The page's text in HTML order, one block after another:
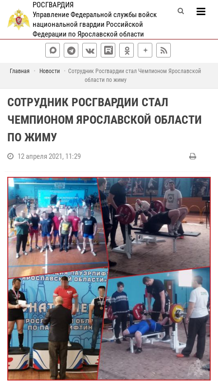
РОСГВАРДИЯ
Управление Федеральной службы войск
национальной гвардии Российской
Федерации по Ярославской области
Главная Новости
Сотрудник Росгвардии стал Чемпионом Ярославской
области по жиму
СОТРУДНИК РОСГВАРДИИ СТАЛ
ЧЕМПИОНОМ ЯРОСЛАВСКОЙ ОБЛАСТИ
ПО ЖИМУ
12 апреля 2021, 11:29